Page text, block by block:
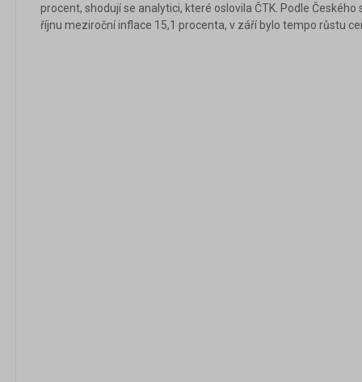
procent, shodují se analytici, které oslovila ČTK. Podle
říjnu meziroční inflace 15,1 procenta, v září bylo tempo růstu